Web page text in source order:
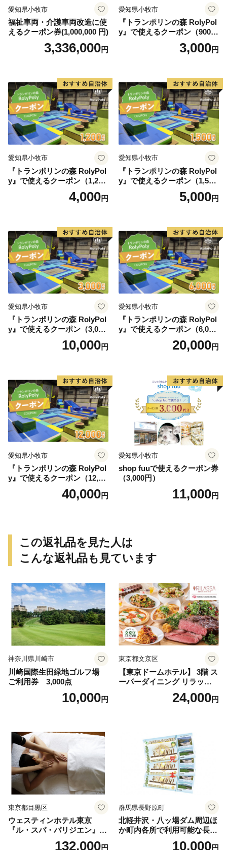
【連絡先】
名称：葛城市ふるさと係
TEL：0120-139-725
メールアドレス：furusato@katsuragicity.net
【寄附受納証およびワンストップ特例申請書について】
入金確認後1～2週間程度でお届けします。
返送先住所：〒646-0032 和歌山県田辺市下屋敷町35-2
葛城市ふるさと納税担当(委託先:株式会社
じゃばらいず北山) 宛
愛知県小牧市
福祉車両・介護車両改造に使
えるクーポン券(1,000,000 円)
3,336,000円
愛知県小牧市
『トランポリンの森 RolyPol
y』で使えるクーポン（900
3,000円
愛知県小牧市
『トランポリンの森 RolyPol
y』で使えるクーポン（1,200
4,000円
愛知県小牧市
『トランポリンの森 RolyPol
y』で使えるクーポン（1,500
5,000円
愛知県小牧市
『トランポリンの森 RolyPol
y』で使えるクーポン（3,000
10,000円
愛知県小牧市
『トランポリンの森 RolyPol
y』で使えるクーポン（6,000
20,000円
愛知県小牧市
『トランポリンの森 RolyPol
y』で使えるクーポン（12,00
40,000円
愛知県小牧市
shop fuuで使えるクーポン券
（3,000円）
11,000円
この返礼品を見た人は
こんな返礼品も見ています
神奈川県川崎市
川崎国際生田緑地ゴルフ場
ご利用券 3,000点
10,000円
東京都文京区
【東京ドームホテル】 3階 ス
ーパーダイニング リラッサ
ランチブッフェ お食事券 大
人1名様分 関東 東京 ご利用
24,000円
東京都目黒区
ウェスティンホテル東京
『ル・スパ・パリジエン』選
べるボディセラピー90分/1名
132,000円
群馬県長野原町
北軽井沢・八ッ場ダム周辺ほ
か町内各所で利用可能な長野
原町ふるさと感謝券（3,000
10,000円